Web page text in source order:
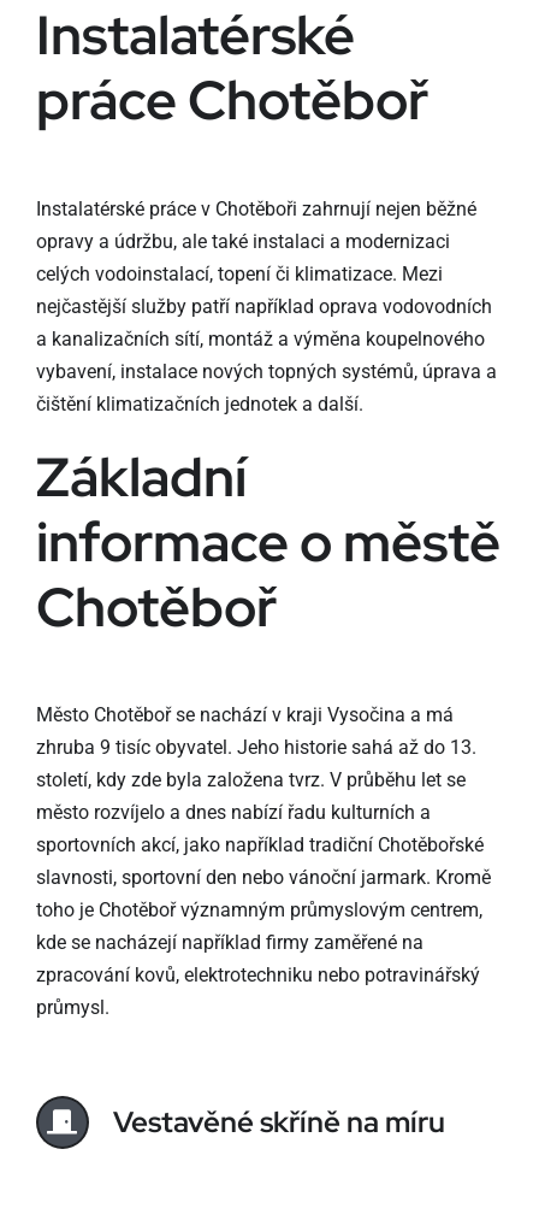
Instalatérské
práce Chotěboř
Instalatérské práce v Chotěboři zahrnují nejen běžné
opravy a údržbu, ale také instalaci a modernizaci
celých vodoinstalací, topení či klimatizace. Mezi
nejčastější služby patří například oprava vodovodních
a kanalizačních sítí, montáž a výměna koupelnového
vybavení, instalace nových topných systémů, úprava a
čištění klimatizačních jednotek a další.
Základní
informace o městě
Chotěboř
Město Chotěboř se nachází v kraji Vysočina a má
zhruba 9 tisíc obyvatel. Jeho historie sahá až do 13.
století, kdy zde byla založena tvrz. V průběhu let se
město rozvíjelo a dnes nabízí řadu kulturních a
sportovních akcí, jako například tradiční Chotěbořské
slavnosti, sportovní den nebo vánoční jarmark. Kromě
toho je Chotěboř významným průmyslovým centrem,
kde se nacházejí například firmy zaměřené na
zpracování kovů, elektrotechniku nebo potravinářský
průmysl.
Vestavěné skříně na míru